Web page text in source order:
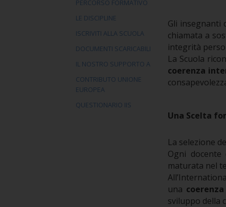
PERCORSO FORMATIVO
LE DISCIPLINE
ISCRIVITI ALLA SCUOLA
DOCUMENTI SCARICABILI
IL NOSTRO SUPPORTO A
CONTRIBUTO UNIONE
EUROPEA
QUESTIONARIO IIS
Gli insegnanti
chiamata a
integrità
La Scuola
coerenza
Una Scelta
La selezione
Ogni
maturata nel
una
sviluppo della